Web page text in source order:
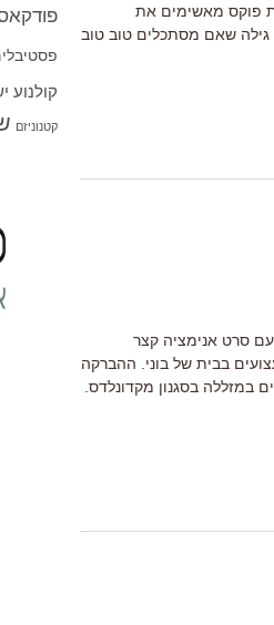
פוקס מאשימים את
גילה שאם מסתכלים טוב טוב
סרט אנימציה קצר
בבית של בוני. ההברקה
במזללה בסגנון מקדונלדס.
קולנוע
קטנוניזם